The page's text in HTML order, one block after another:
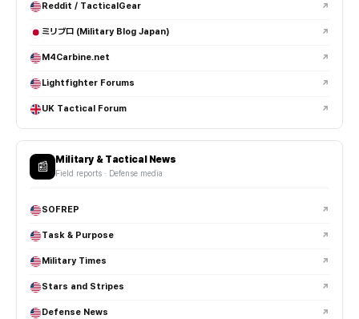
Reddit / TacticalGear ↗
ミリブロ (Military Blog Japan) ↗
M4Carbine.net ↗
Lightfighter Forums ↗
UK Tactical Forum ↗
📰 Military & Tactical News
Field reports · Defense media
SOFREP ↗
Task & Purpose ↗
Military Times ↗
Stars and Stripes ↗
Defense News ↗